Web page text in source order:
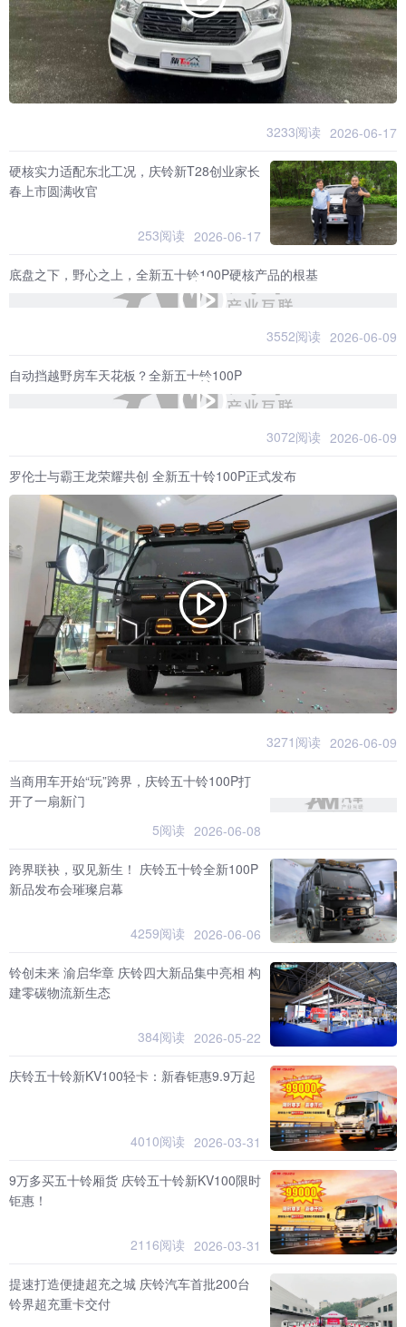
3233阅读 2026-06-17
硬核实力适配东北工况，庆铃新T28创业家长
春上市圆满收官
253阅读 2026-06-17
底盘之下，野心之上，全新五十铃100P硬核产品的根基
3552阅读 2026-06-09
自动挡越野房车天花板？全新五十铃100P
3072阅读 2026-06-09
罗伦士与霸王龙荣耀共创 全新五十铃100P正式发布
3271阅读 2026-06-09
当商用车开始“玩”跨界，庆铃五十铃100P打
开了一扇新门
5阅读 2026-06-08
跨界联袂，驭见新生！ 庆铃五十铃全新100P
新品发布会璀璨启幕
4259阅读 2026-06-06
铃创未来 渝启华章 庆铃四大新品集中亮相 构
建零碳物流新生态
384阅读 2026-05-22
庆铃五十铃新KV100轻卡：新春钜惠9.9万起
4010阅读 2026-03-31
9万多买五十铃厢货 庆铃五十铃新KV100限时
钜惠！
2116阅读 2026-03-31
提速打造便捷超充之城 庆铃汽车首批200台
铃界超充重卡交付